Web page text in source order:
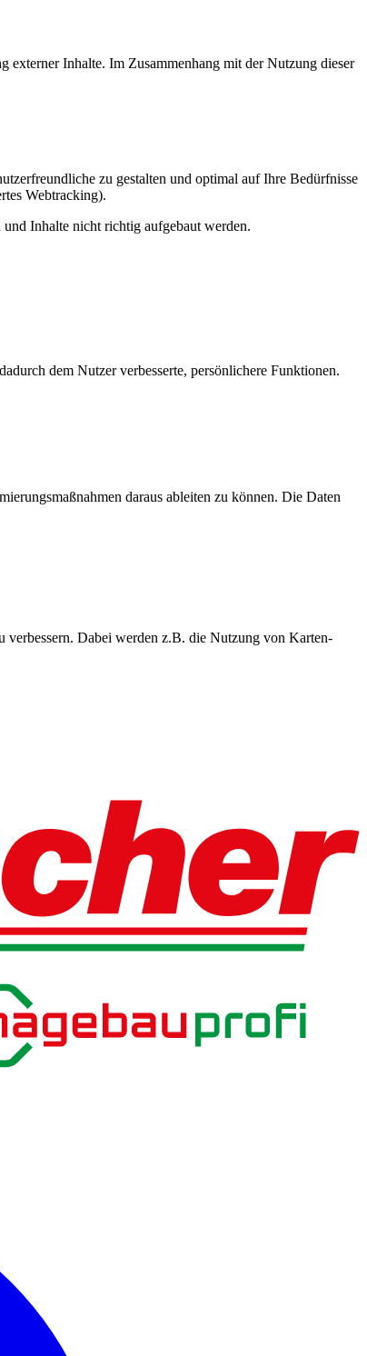
externer Inhalte. Im Zusammenhang mit der Nutzung dieser
zu gestalten und optimal auf Ihre Bedürfnisse
Webtracking).
Inhalte nicht richtig aufgebaut werden.
dem Nutzer verbesserte, persönlichere Funktionen.
daraus ableiten zu können. Die Daten
verbessern. Dabei werden z.B. die Nutzung von Karten-